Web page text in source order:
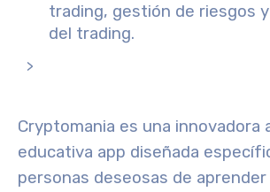
trading, gestión de riesgos
del trading.
>
Cryptomania es una innovadora
educativa app diseñada
personas deseosas de